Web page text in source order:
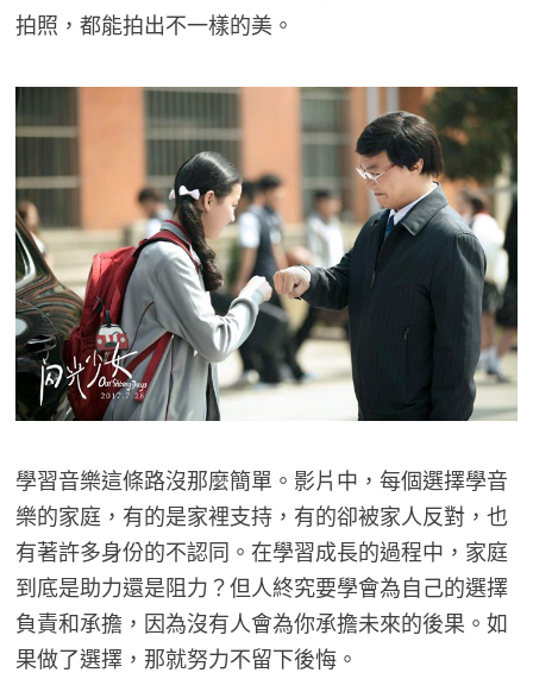
拍照，都能拍出不一樣的美。
學習音樂這條路沒那麼簡單。影片中，每個選擇學音
樂的家庭，有的是家裡支持，有的卻被家人反對，也
有著許多身份的不認同。在學習成長的過程中，家庭
到底是助力還是阻力？但人終究要學會為自己的選擇
負責和承擔，因為沒有人會為你承擔未來的後果。如
果做了選擇，那就努力不留下後悔。